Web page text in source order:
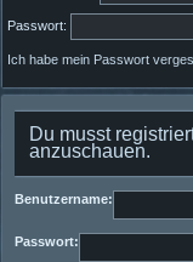
Passwort:
Ich habe mein Passwort
Du musst
anzuschauen.
Benutzername:
Passwort: